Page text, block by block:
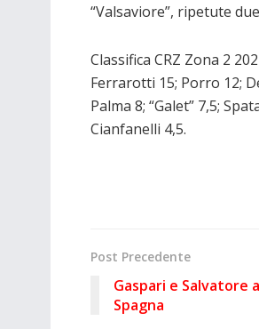
“Valsaviore”, ripetute
Classifica CRZ Zona 2
Ferrarotti 15; Porro 12;
Palma 8; “Galet” 7,5;
Cianfanelli 4,5.
Post Precedente
Gaspari e Salvatore
Spagna